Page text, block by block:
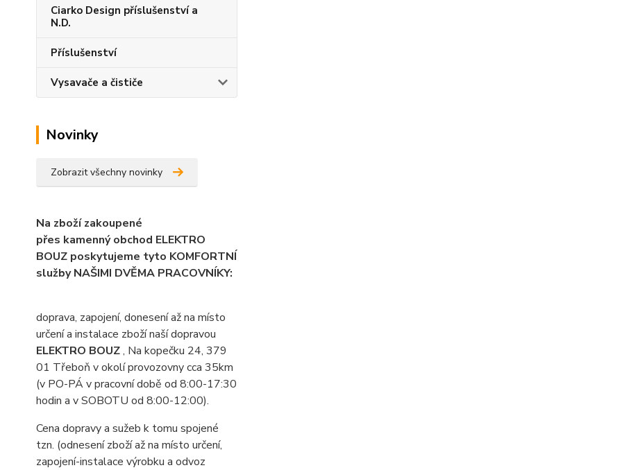
Ciarko Design příslušenství a
N.D.
Příslušenství
Vysavače a čističe
Novinky
Zobrazit všechny novinky
Na zboží zakoupené
přes kamenný obchod ELEKTRO
BOUZ poskytujeme tyto KOMFORTNÍ
služby NAŠIMI DVĚMA PRACOVNÍKY:
doprava, zapojení, donesení až na místo
určení a instalace zboží naší dopravou
ELEKTRO BOUZ, Na kopečku 24, 379
01 Třeboň v okolí provozovny cca 35km
(v PO-PÁ v pracovní době od 8:00-17:30
hodin a v SOBOTU od 8:00-12:00).
Cena dopravy a sužeb k tomu spojené
tzn. (odnesení zboží až na místo určení,
zapojení-instalace výrobku a odvoz